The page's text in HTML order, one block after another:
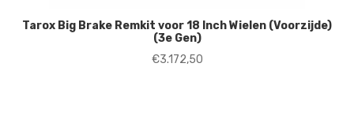
Tarox Big Brake Remkit voor 18 Inch Wielen (Voorzijde)
(3e Gen)
€3.172,50